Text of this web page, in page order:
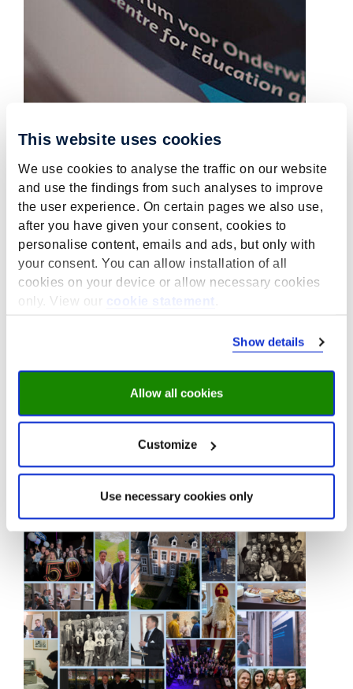
This website uses cookies
We use cookies to analyse the traffic on our website
and use the findings from such analyses to improve
the user experience. On certain pages we also use,
after you have given your consent, cookies to
personalise content, emails and ads, but only with
your consent. You can allow installation of all
cookies on your device or allow necessary cookies
only. View our
cookie statement
Show details
Allow all cookies
Customize
Use necessary cookies only
Evaluatie Programma
Schoolmaaltijden: Effecten op
lees- en rekenvaardigheden
van leerlingen in het regulier
basisonderwijs
lees meer